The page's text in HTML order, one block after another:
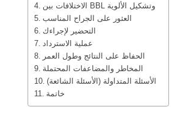
الاختلافات بين BBL وتشكيل الألوية
العثور على الجراح المناسب
التحضير لإجراءك
عملية الاسترداد
الحفاظ على النتائج وطول العمر
المخاطر والمضاعفات المحتملة
الأسئلة المتداولة (الأسئلة الشائعة)
خاتمة